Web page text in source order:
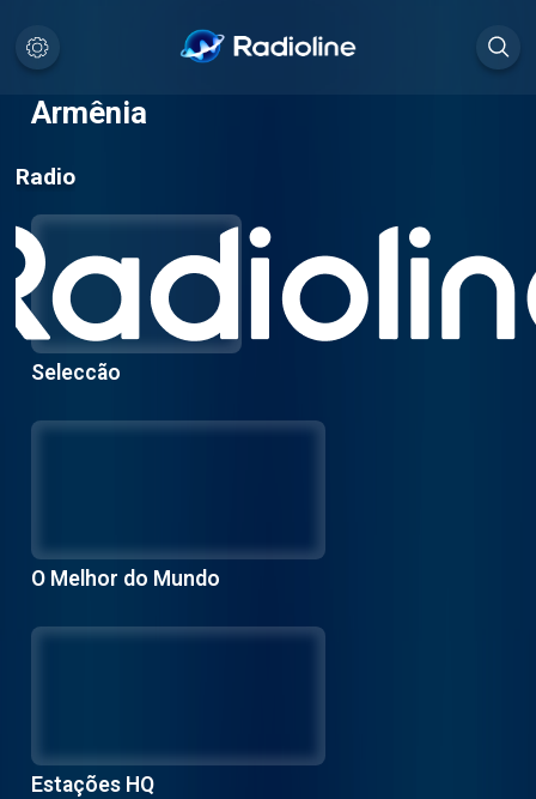
Armênia
Radio
Seleccão
O Melhor do Mundo
Estações HQ